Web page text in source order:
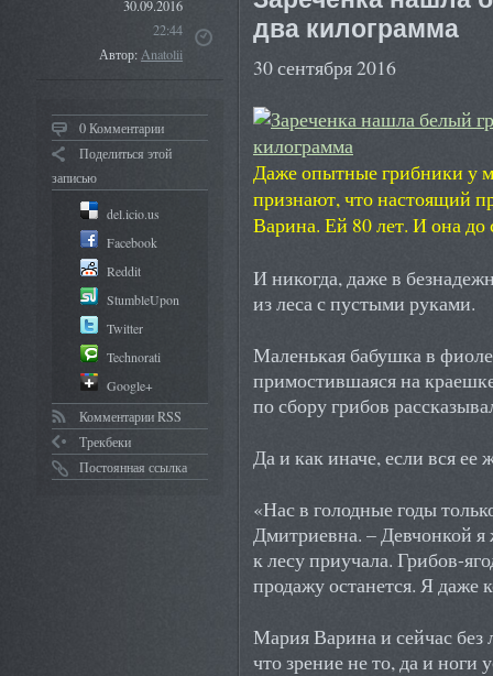
30.09.2016
22:44
Автор:Anatolii
0 Комментарии
Поделиться этой
записью
del.icio.us
Facebook
Reddit
StumbleUpon
Twitter
Technorati
Google+
Комментарии RSS
Трекбеки
Постоянная ссылка
два килограмма
30 сентября 2016
Даже опытные грибники у
признают, что настоящий
Варина. Ей 80 лет. И она
И никогда, даже в
из леса с пустыми руками.
Маленькая бабушка в
примостившаяся на
по сбору грибов
Да и как иначе, если вся ее
«Нас в голодные годы
Дмитриевна. – Девчонкой я
к лесу приучала. Грибов-
продажу останется. Я даже
Мария Варина и сейчас без
что зрение не то, да и ноги